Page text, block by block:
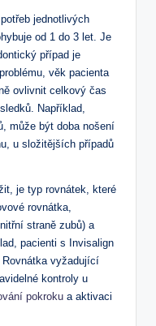
jednotlivých
od 1 do 3 let. Je
případ je
věk pacienta
ovlivnit celkový čas
Například,
může být doba nošení
u složitějších případů
je typ rovnátek, které
rovnátka,
straně zubů) a
pacienti s Invisalign
vyžadující
kontroly u
pokroku a aktivaci